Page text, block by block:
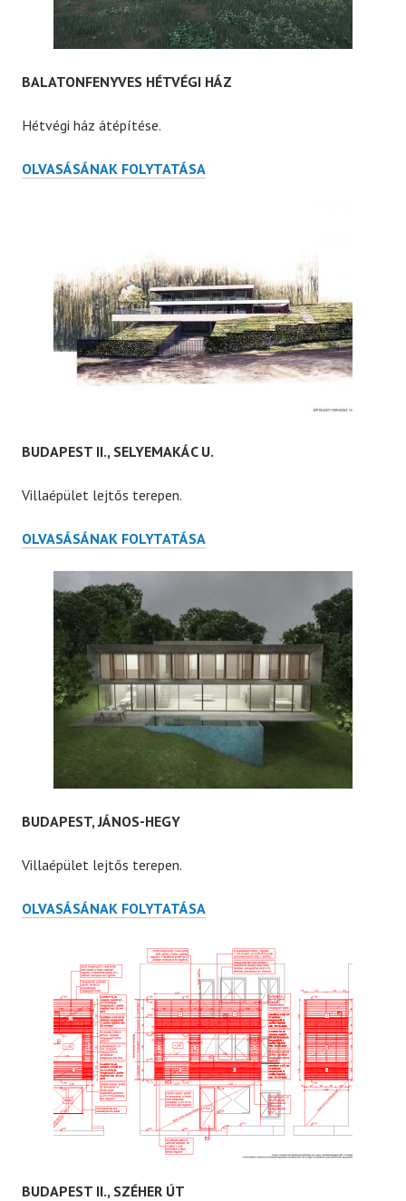
BALATONFENYVES HÉTVÉGI HÁZ
Hétvégi ház átépítése.
BALATONFENYVES
OLVASÁSÁNAK FOLYTATÁSA
BUDAPEST II., SELYEMAKÁC U.
Villaépület lejtős terepen.
BUDAPEST
SELYEMAKÁC
OLVASÁSÁNAK FOLYTATÁSA
BUDAPEST, JÁNOS-HEGY
Villaépület lejtős terepen.
BUDAPEST,
OLVASÁSÁNAK FOLYTATÁSA
BUDAPEST II., SZÉHER ÚT